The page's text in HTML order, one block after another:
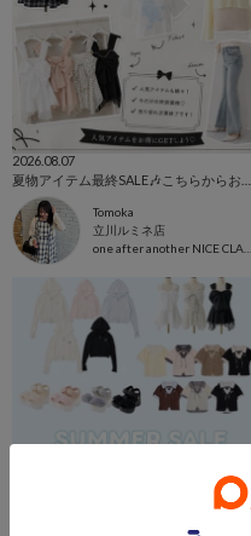
2026.08.07
Tomoka
立川ルミネ店